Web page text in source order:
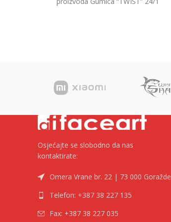
Osjećajte se slobodno da nas
kontaktirate:
Omera Vrane br. 22 | 73 000 Goražde
Telefon: +387 38 227 135
Fax: +387 38 227 035